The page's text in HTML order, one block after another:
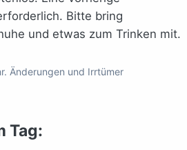
Bitte bring
und etwas zum Trinken mit.
Änderungen und Irrtümer
Tag: